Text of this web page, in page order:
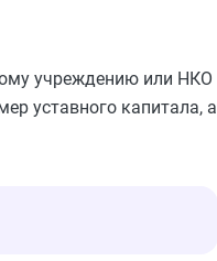
учреждению или НКО
уставного капитала, а